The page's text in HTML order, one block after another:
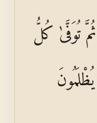
تُوَفَّىٰ كُلُّ